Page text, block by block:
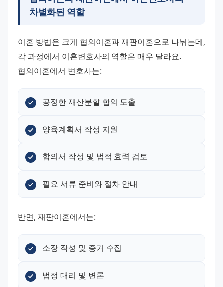
차별화된 역할
이혼 방법은 크게 협의이혼과 재판이혼으로 나뉘는데,
각 과정에서 이혼변호사의 역할은 매우 달라요.
협의이혼에서 변호사는:
공정한 재산분할 합의 도출
양육계획서 작성 지원
합의서 작성 및 법적 효력 검토
필요 서류 준비와 절차 안내
반면, 재판이혼에서는:
소장 작성 및 증거 수집
법정 대리 및 변론